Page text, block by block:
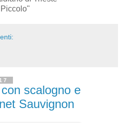
scalogno e
Sauvignon